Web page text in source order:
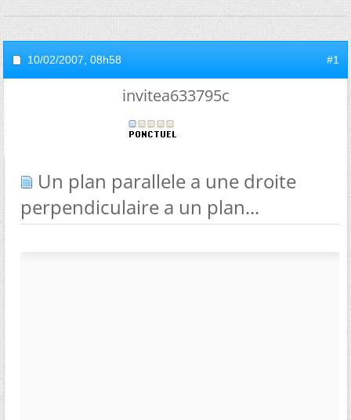
10/02/2007, 08h58 #1
invitea633795c
Un plan parallele a une droite
perpendiculaire a un plan...